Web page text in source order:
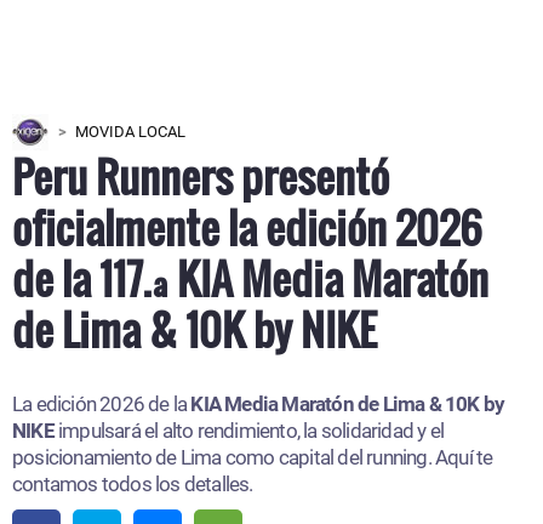
MOVIDA LOCAL
Peru Runners presentó
oficialmente la edición 2026
de la 117.ª KIA Media Maratón
de Lima & 10K by NIKE
La edición 2026 de la KIA Media Maratón de Lima & 10K by
NIKEimpulsará el alto rendimiento, la solidaridad y el
posicionamiento de Lima como capital del running. Aquí te
contamos todos los detalles.